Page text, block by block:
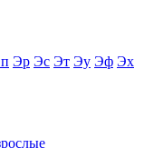
Эр Эс Эт Эу Эф Эх